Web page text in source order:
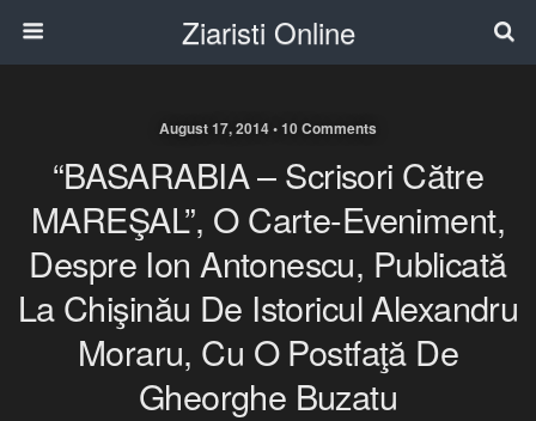
Ziaristi Online
August 17, 2014 • 10 Comments
“BASARABIA – Scrisori Către
MAREŞAL”, O Carte-Eveniment,
Despre Ion Antonescu, Publicată
La Chişinău De Istoricul Alexandru
Moraru, Cu O Postfaţă De
Gheorghe Buzatu